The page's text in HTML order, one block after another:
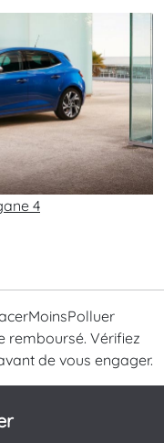
4
remboursé. Vérifiez
de vous engager.